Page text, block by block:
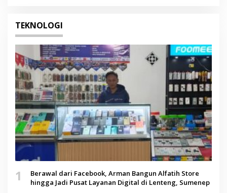
TEKNOLOGI
1
Berawal dari Facebook, Arman Bangun Alfatih Store
hingga Jadi Pusat Layanan Digital di Lenteng, Sumenep